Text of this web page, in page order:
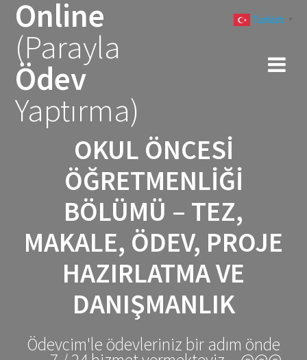
Online
(Parayla
Ödev
Yaptırma)
OKUL ÖNCESI
ÖĞRETMENLIĞI
BÖLÜMÜ – TEZ,
MAKALE, ÖDEV, PROJE
HAZIRLATMA VE
DANIŞMANLIK
Ödevcim'le ödevleriniz bir adım önde
Turkish ▼